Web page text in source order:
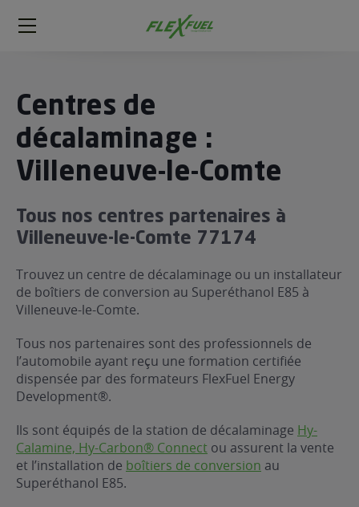
FlexFuel
Méga
le Décalaminage
?
gratuit
du carburant avec
le Superéthanol
?
garagiste
Centres de
décalaminage :
Villeneuve-le-Comte
Tous nos centres partenaires à
Villeneuve-le-Comte 77174
Trouvez un centre de décalaminage ou un installateur
de boîtiers de conversion au Superéthanol E85 à
Villeneuve-le-Comte.
Tous nos partenaires sont des professionnels de
l’automobile ayant reçu une formation certifiée
dispensée par des formateurs FlexFuel Energy
Development®.
Ils sont équipés de la station de décalaminage Hy-
Calamine, Hy-Carbon® Connect ou assurent la vente
et l’installation de boîtiers de conversion au
Superéthanol E85.